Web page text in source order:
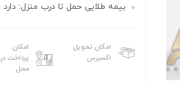
بیمه طلایی حمل تا درب منزل: دارد
امکان تحویل
اکسپرس
امکان
پرداخت در
محل